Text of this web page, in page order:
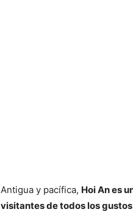
Antigua y pacífica, Hoi An es
visitantes de todos los